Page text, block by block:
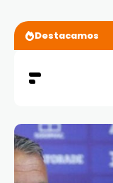
Destacamos